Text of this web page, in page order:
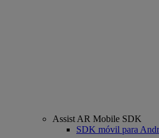
Assist AR Mobile SDK
SDK móvil para